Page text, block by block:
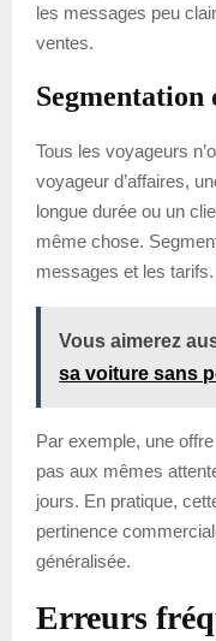
les messages peu
ventes.
Segmentation
Tous les voyageurs
voyageur d’affaires,
longue durée ou un
même chose.
messages et les tarifs.
Vous aimerez
sa voiture sans
Par exemple, une
pas aux mêmes
jours. En pratique,
pertinence
généralisée.
Erreurs